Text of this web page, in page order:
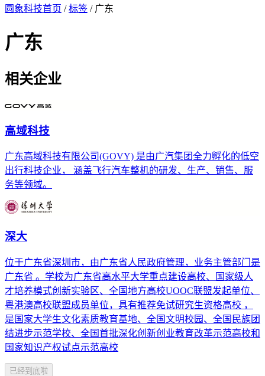
圆象科技首页 /标签 / 广东
广东
相关企业
高域科技
广东高域科技有限公司(GOVY) 是由广汽集团全力孵化的低空
出行科技企业， 涵盖飞行汽车整机的研发、生产、销售、服
务等领域。
深大
位于广东省深圳市，由广东省人民政府管理，业务主管部门是
广东省 。学校为广东省高水平大学重点建设高校、国家级人
才培养模式创新实验区、全国地方高校UOOC联盟发起单位、
粤港澳高校联盟成员单位，具有推荐免试研究生资格高校 ，
是国家大学生文化素质教育基地、全国文明校园、全国民族团
结进步示范学校、全国首批深化创新创业教育改革示范高校和
国家知识产权试点示范高校
已经到底啦